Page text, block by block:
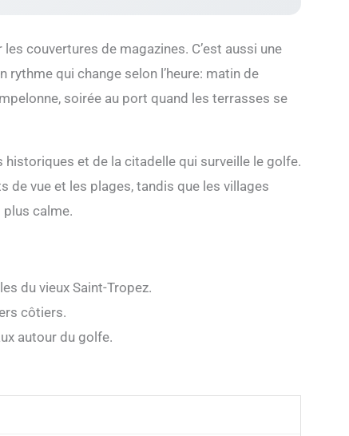
couvertures de magazines. C’est aussi une
rythme qui change selon l’heure: matin de
soirée au port quand les terrasses se
et de la citadelle qui surveille le golfe.
de vue et les plages, tandis que les villages
calme.
du vieux Saint-Tropez.
côtiers.
autour du golfe.